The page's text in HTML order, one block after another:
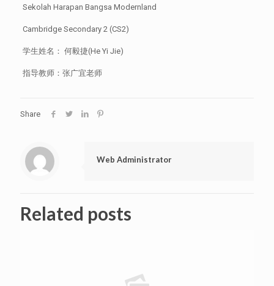
Sekolah Harapan Bangsa Modernland
Cambridge Secondary 2 (CS2)
学生姓名： 何毅捷(He Yi Jie)
指导教师：张广宜老师
Share
Web Administrator
Related posts